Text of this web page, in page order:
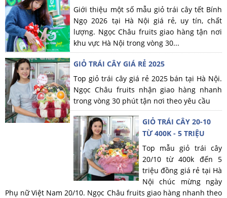
Giới thiệu một số mẫu giỏ trái cây tết Bính
Ngọ 2026 tại Hà Nội giá rẻ, uy tín, chất
lượng. Ngọc Châu fruits giao hàng tận nơi
khu vực Hà Nội trong vòng 30...
GIỎ TRÁI CÂY GIÁ RẺ 2025
Top giỏ trái cây giá rẻ 2025 bán tại Hà Nội.
Ngọc Châu fruits nhận giao hàng nhanh
trong vòng 30 phút tận nơi theo yêu cầu
GIỎ TRÁI CÂY 20-10
TỪ 400K - 5 TRIỆU
Top mẫu giỏ trái cây
20/10 từ 400k đến 5
triệu đồng giá rẻ tại Hà
Nội chúc mừng ngày
Phụ nữ Việt Nam 20/10. Ngọc Châu fruits giao hàng nhanh theo